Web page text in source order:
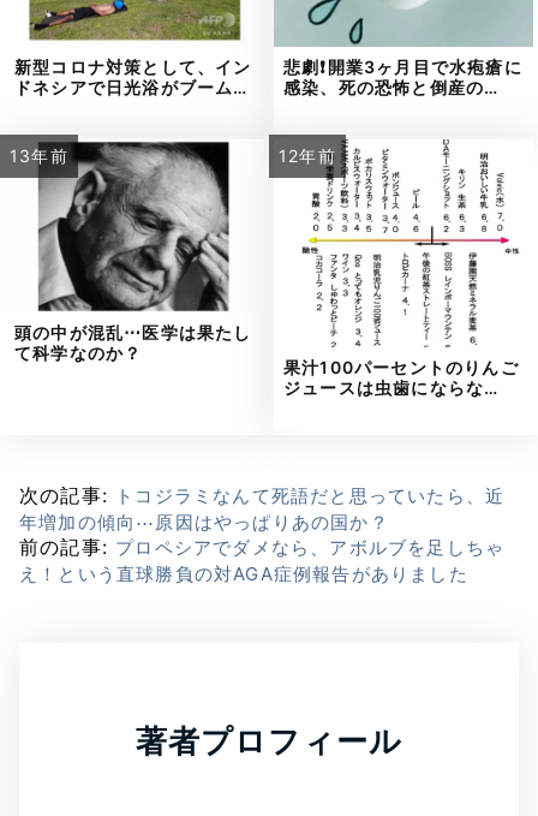
新型コロナ対策として、イン
ドネシアで日光浴がブーム…
悲劇❗開業3ヶ月目で水疱瘡に
感染、死の恐怖と倒産の…
13年前
頭の中が混乱⋯医学は果たし
て科学なのか？
12年前
果汁100パーセントのりんご
ジュースは虫歯にならな…
次の記事:
トコジラミなんて死語だと思っていたら、近
年増加の傾向⋯原因はやっぱりあの国か？
前の記事: プロペシアでダメなら、アボルブを足しちゃ
え！という直球勝負の対AGA症例報告がありました
著者プロフィール